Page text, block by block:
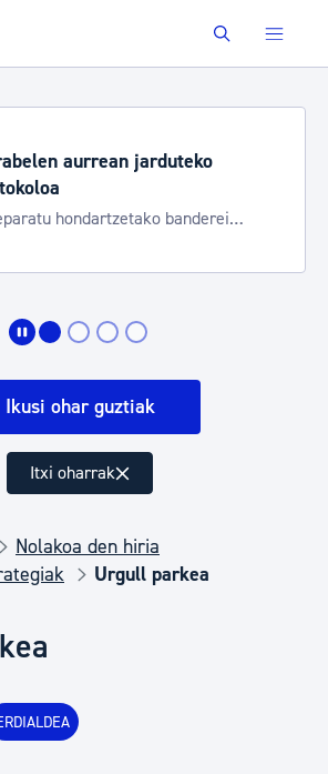
Buscar
aurrean jarduteko
hondartzetako banderei
Ikusi ohar guztiak
Itxi oharrak
Nolakoa den hiria
Urgull parkea